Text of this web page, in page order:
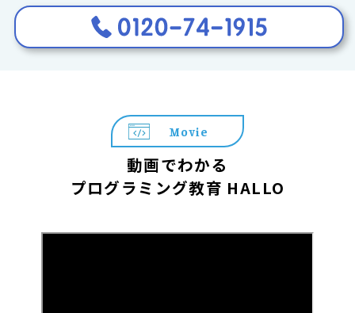
Movie
動画でわかる
プログラミング教育 HALLO